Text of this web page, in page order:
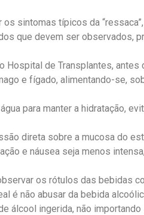
sintomas típicos da
que devem ser observados,
Hospital de Transplantes, antes
e fígado, alimentando-se,
para manter a hidratação,
direta sobre a mucosa do
e náusea seja menos
os rótulos das bebidas
é não abusar da bebida
álcool ingerida, não